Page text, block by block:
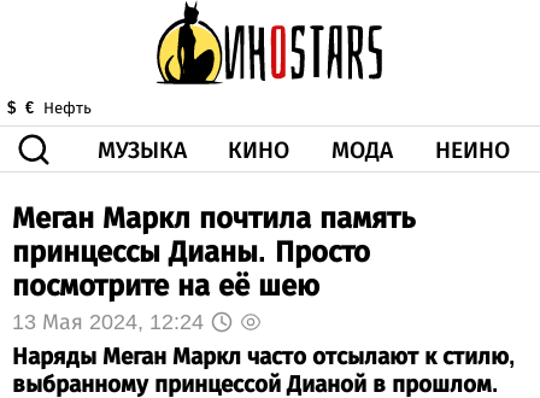
$ € Нефть
МУЗЫКА КИНО МОДА НЕИНО
ЗДОРОВЬЕ КОРОНА ИСКУССТВО
ВИДЕО
ГОРОСКОП
Меган Маркл почтила память
принцессы Дианы. Просто
посмотрите на её шею
13 Мая 2024, 12:24
Наряды Меган Маркл часто отсылают к стилю,
выбранному принцессой Дианой в прошлом.